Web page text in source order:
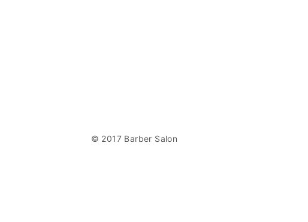
© 2017 Barber Salon